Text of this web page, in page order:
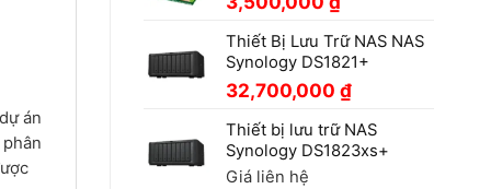
Thiết Bị Lưu Trữ NAS NAS
Synology DS1821+
32,700,000 ₫
Thiết bị lưu trữ NAS
Synology DS1823xs+
Giá liên hệ
án